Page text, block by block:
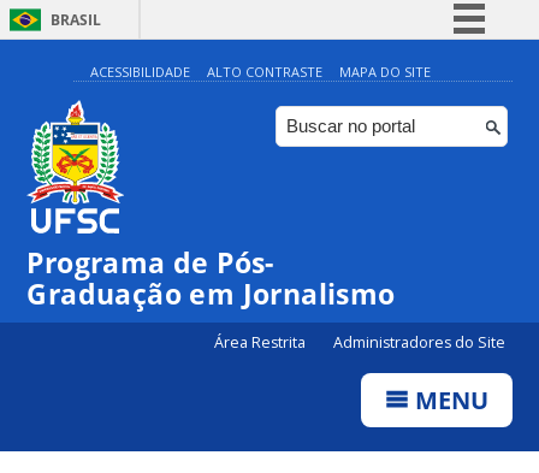
BRASIL
Simplifique!
Comunica BR
Participe
ACESSIBILIDADE ALTO CONTRASTE MAPA DO SITE
Programa de Pós-
Graduação em Jornalismo
Área Restrita Administradores do Site
MENU